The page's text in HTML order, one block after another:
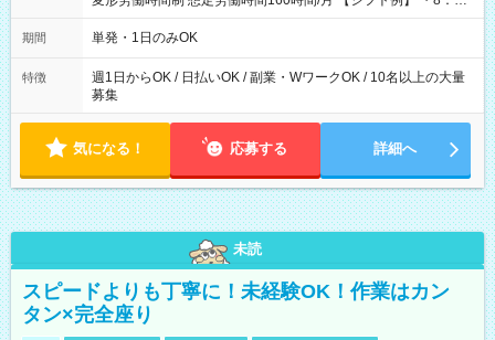
～21：00
期間 単発・1日のみOK
特徴
週1日からOK / 日払いOK / 副業・WワークOK / 10名以上の大量
募集
気になる！ 応募する 詳細へ
未読
スピードよりも丁寧に！未経験OK！作業はカン
タン×完全座り